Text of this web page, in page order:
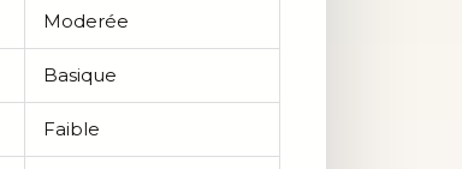
Moderée
Basique
Faible